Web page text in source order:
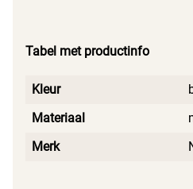
Tabel met productinfo
Kleur
Materiaal
Merk